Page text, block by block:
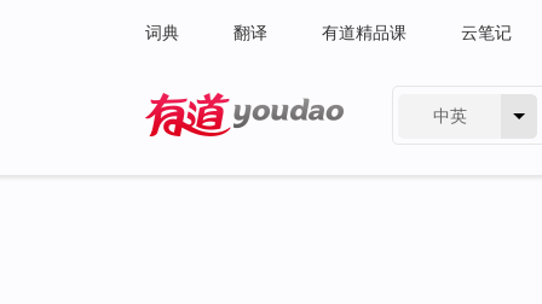
词典 翻译 有道精品课 云笔记
中英